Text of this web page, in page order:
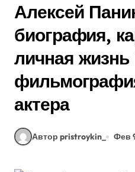
Алексей
биография,
личная жизнь
актера
Автор pristroykin_ Фев